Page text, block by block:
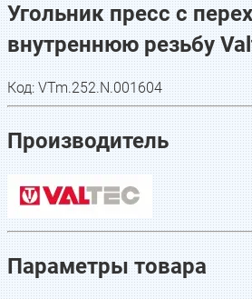
Угольник пресс с
внутреннюю резьбу
Код:VTm.252.N.001604
Производитель
Параметры товара